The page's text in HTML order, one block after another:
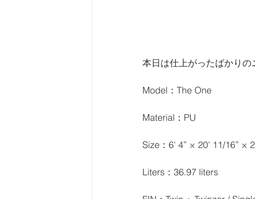
本日は仕上がったばかり
Model：The One
Material：PU
Size：6' 4” × 20' 11/16” ×
Liters：36.97 liters